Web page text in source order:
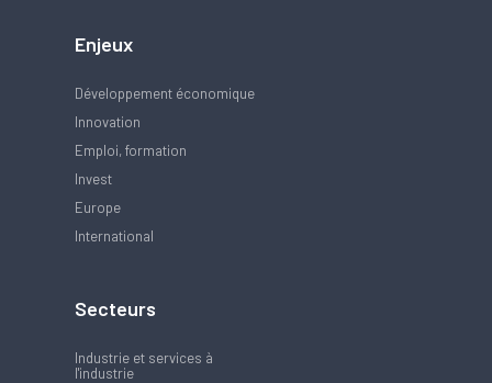
Enjeux
Développement économique
Innovation
Emploi, formation
Invest
Europe
International
Secteurs
Industrie et services à
l'industrie